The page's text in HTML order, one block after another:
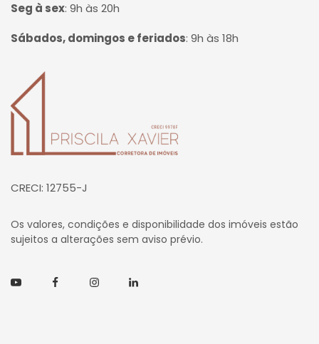
Seg à sex: 9h às 20h
Sábados, domingos e feriados: 9h às 18h
Página inicial
CRECI: 12755-J
Os valores, condições e disponibilidade dos imóveis estão
sujeitos a alterações sem aviso prévio.
YoutubeFacebookInstagramLinkedin